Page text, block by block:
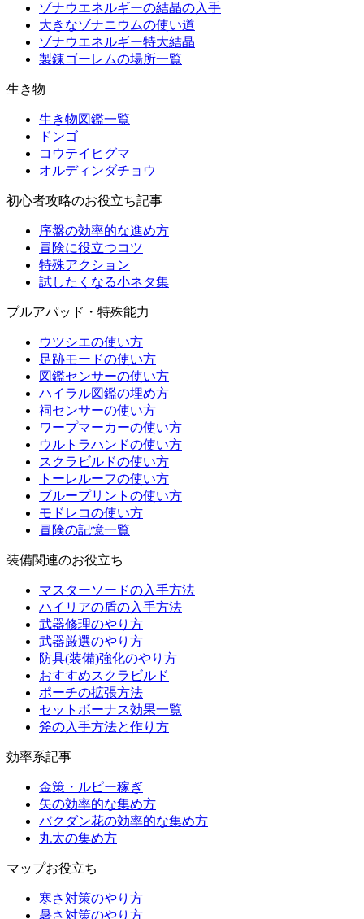
ゾナウエネルギーの結晶の入手
大きなゾナニウムの使い道
ゾナウエネルギー特大結晶
製錬ゴーレムの場所一覧
生き物
生き物図鑑一覧
ドンゴ
コウテイヒグマ
オルディンダチョウ
初心者攻略のお役立ち記事
序盤の効率的な進め方
冒険に役立つコツ
特殊アクション
試したくなる小ネタ集
プルアパッド・特殊能力
ウツシエの使い方
足跡モードの使い方
図鑑センサーの使い方
ハイラル図鑑の埋め方
祠センサーの使い方
ワープマーカーの使い方
ウルトラハンドの使い方
スクラビルドの使い方
トーレルーフの使い方
ブループリントの使い方
モドレコの使い方
冒険の記憶一覧
装備関連のお役立ち
マスターソードの入手方法
ハイリアの盾の入手方法
武器修理のやり方
武器厳選のやり方
防具(装備)強化のやり方
おすすめスクラビルド
ポーチの拡張方法
セットボーナス効果一覧
斧の入手方法と作り方
効率系記事
金策・ルピー稼ぎ
矢の効率的な集め方
バクダン花の効率的な集め方
丸太の集め方
マップお役立ち
寒さ対策のやり方
暑さ対策のやり方